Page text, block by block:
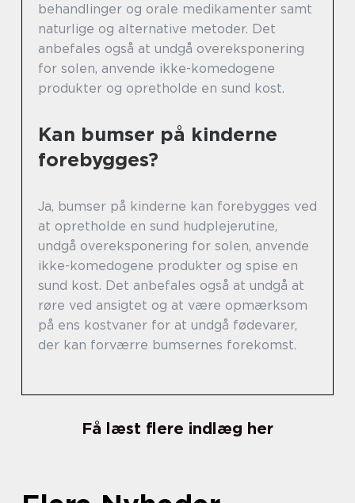
behandlinger og orale medikamenter samt
naturlige og alternative metoder. Det
anbefales også at undgå overeksponering
for solen, anvende ikke-komedogene
produkter og opretholde en sund kost.
Kan bumser på kinderne
forebygges?
Ja, bumser på kinderne kan forebygges ved
at opretholde en sund hudplejerutine,
undgå overeksponering for solen, anvende
ikke-komedogene produkter og spise en
sund kost. Det anbefales også at undgå at
røre ved ansigtet og at være opmærksom
på ens kostvaner for at undgå fødevarer,
der kan forværre bumsernes forekomst.
Få læst flere indlæg her